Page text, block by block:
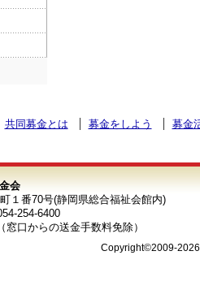
共同募金とは 募金をしよう 募金
会
１番70号(静岡県総合福祉会館内)
254-6400
口からの送金手数料免除）
Copyright©2009-